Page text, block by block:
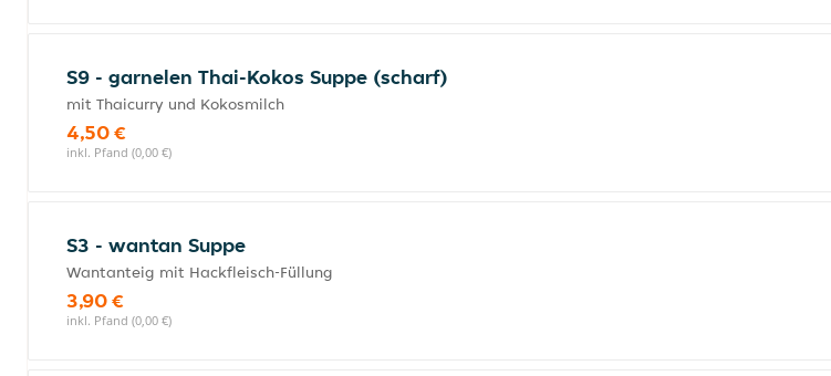
S9 - garnelen Thai-Kokos Suppe (scharf)
mit Thaicurry und Kokosmilch
4,50 €
inkl. Pfand (0,00 €)
S3 - wantan Suppe
Wantanteig mit Hackfleisch-Füllung
3,90 €
inkl. Pfand (0,00 €)